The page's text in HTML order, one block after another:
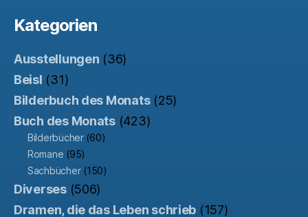
Kategorien
Ausstellungen (36)
Beisl (31)
Bilderbuch des Monats(25)
Buch des Monats(423)
Bilderbücher(60)
Romane (95)
Sachbücher(150)
Diverses(506)
Dramen, die das Leben schrieb (157)